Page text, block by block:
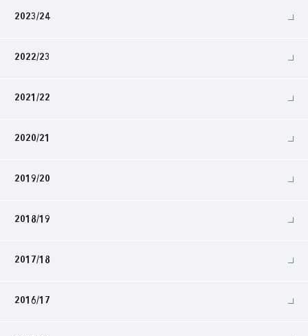
2023/24
2022/23
2021/22
2020/21
2019/20
2018/19
2017/18
2016/17